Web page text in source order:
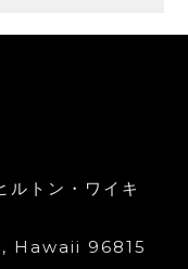
ルトン・ワイキ
Hawaii 96815